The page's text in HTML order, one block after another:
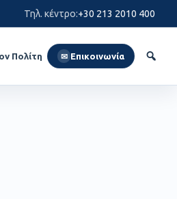
Τηλ. κέντρο:+30 213 2010 400
Πολίτη ✉ Επικοινωνία